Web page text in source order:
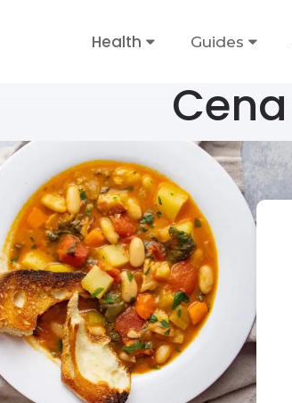
Health Guides
Cena